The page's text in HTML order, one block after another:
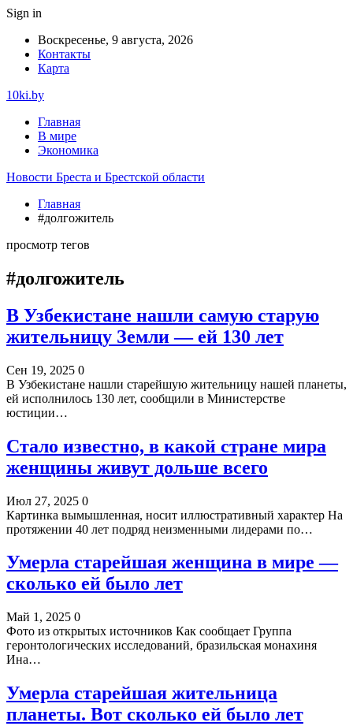
Sign in
Воскресенье, 9 августа, 2026
Контакты
Карта
10ki.by
Главная
В мире
Экономика
Новости Бреста и Брестской области
Главная
#долгожитель
просмотр тегов
#долгожитель
В Узбекистане нашли самую старую
жительницу Земли — ей 130 лет
Сен 19, 2025 0
В Узбекистане нашли старейшую жительницу нашей планеты,
ей исполнилось 130 лет, сообщили в Министерстве
юстиции…
Стало известно, в какой стране мира
женщины живут дольше всего
Июл 27, 2025 0
Картинка вымышленная, носит иллюстративный характер На
протяжении 40 лет подряд неизменными лидерами по…
Умерла старейшая женщина в мире —
сколько ей было лет
Май 1, 2025 0
Фото из открытых источников Как сообщает Группа
геронтологических исследований, бразильская монахиня
Ина…
Умерла старейшая жительница
планеты. Вот сколько ей было лет